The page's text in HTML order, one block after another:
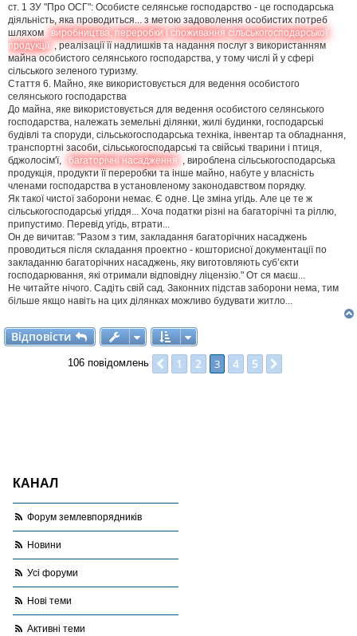
в
і
д
о
м
л
е
н
н
я
ст. 1 ЗУ "Про ОСГ": Особисте селянське господарство - це господарська
діяльність, яка проводиться... з метою задоволення особистих потреб
шляхом
виробництва, переробки і споживання сільськогосподарської
продукції , реалізації її надлишків та надання послуг з використанням
майна особистого селянського господарства, у тому числі й у сфері
сільського зеленого туризму.
Стаття 6. Майно, яке використовується для ведення особистого
селянського господарства
До майна, яке використовується для ведення особистого селянського
господарства, належать земельні ділянки, жилі будинки, господарські
будівлі та споруди, сільськогосподарська техніка, інвентар та обладнання,
транспортні засоби, сільськогосподарські та свійські тварини і птиця,
бджолосім'ї,
багаторічні насадження , вироблена сільськогосподарська
продукція, продукти її переробки та інше майно, набуте у власність
членами господарства в установленому законодавством порядку.
Як такої чистої заборони немає. Є одне. Це зміна угідь. Але це те ж
сільськогосподарські угіддя... Хоча податки різні на багаторічні та ріллю,
припустимо. Перевід угідь, втрати...
Он де вичитав: "Разом з тим, закладання багаторічних насаджень
проводиться після складання проектно - кошторисної документації по
закладанню багаторічних насаджень, яку виготовляють суб’єкти
господарювання, які отримали відповідну ліцензію." От ся маєш...
Не читайте нічого. Садіть свій сад. Законних підстав заборони нема, тим
більше якщо навіть на цих ділянках можливо будувати житло...
Відповісти
Відповісти
106 повідомлень Поперед.
1 2 3 4 5
КАНАЛ
Форум землевпорядників
Новини
Усі форуми
Нові теми
Активні теми